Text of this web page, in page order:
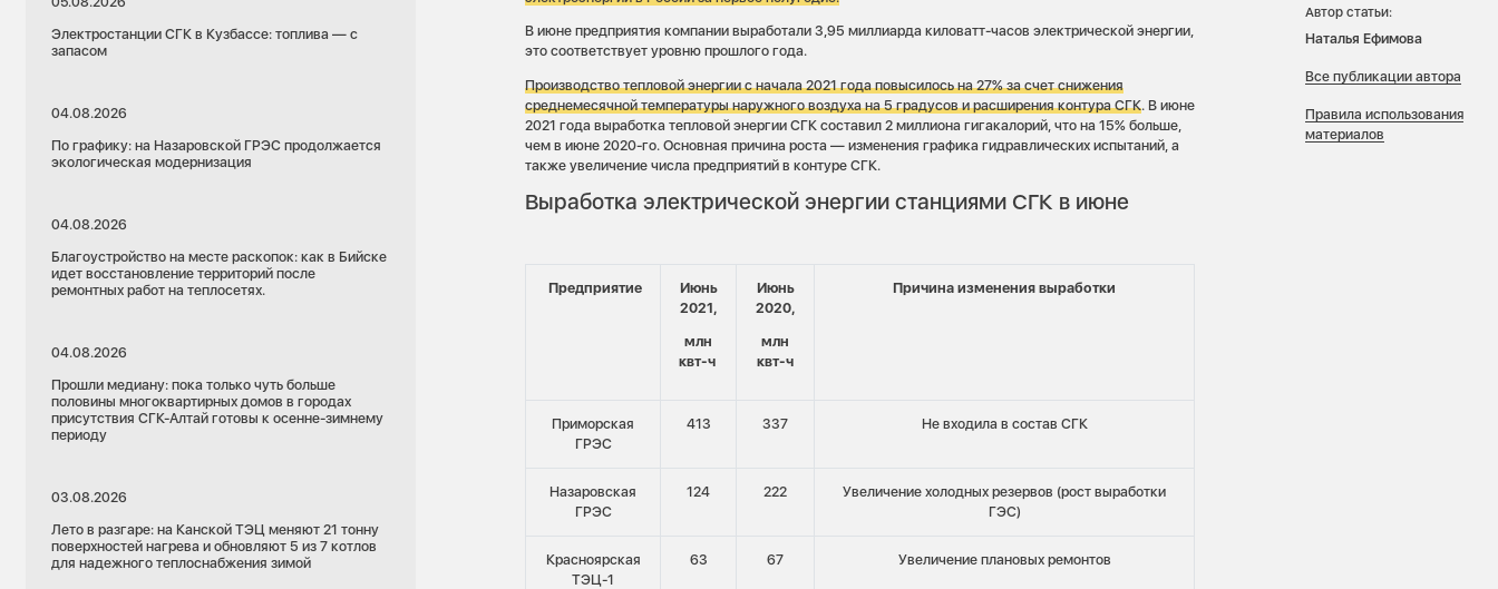
Электростанции СГК в Кузбассе: топлива — с
запасом
04.08.2026
По графику: на Назаровской ГРЭС продолжается
экологическая модернизация
04.08.2026
Благоустройство на месте раскопок: как в Бийске
идет восстановление территорий после
ремонтных работ на теплосетях.
04.08.2026
Прошли медиану: пока только чуть больше
половины многоквартирных домов в городах
присутствия СГК-Алтай готовы к осенне-зимнему
периоду
03.08.2026
Лето в разгаре: на Канской ТЭЦ меняют 21 тонну
поверхностей нагрева и обновляют 5 из 7 котлов
для надежного теплоснабжения зимой
В июне предприятия компании выработали 3,95 миллиарда киловатт-часов электрической энергии,
это соответствует уровню прошлого года.
Производство тепловой энергии с начала 2021 года повысилось на 27% за счет снижения
среднемесячной температуры наружного воздуха на 5 градусов и расширения контура СГК. В июне
2021 года выработка тепловой энергии СГК составил 2 миллиона гигакалорий, что на 15% больше,
чем в июне 2020-го. Основная причина роста — изменения графика гидравлических испытаний, а
также увеличение числа предприятий в контуре СГК.
Выработка электрической энергии станциями СГК в июне
Предприятие
Июнь
2021,
млн
квт-ч
Июнь
2020,
млн
квт-ч
Причина изменения выработки
Приморская
ГРЭС
413 337 Не входила в состав СГК
Назаровская
ГРЭС
124 222
Увеличение холодных резервов (рост выработки
ГЭС)
Красноярская
ТЭЦ-1
63 67 Увеличение плановых ремонтов
Автор статьи:
Наталья Ефимова
Все публикации автора
Правила использования
материалов